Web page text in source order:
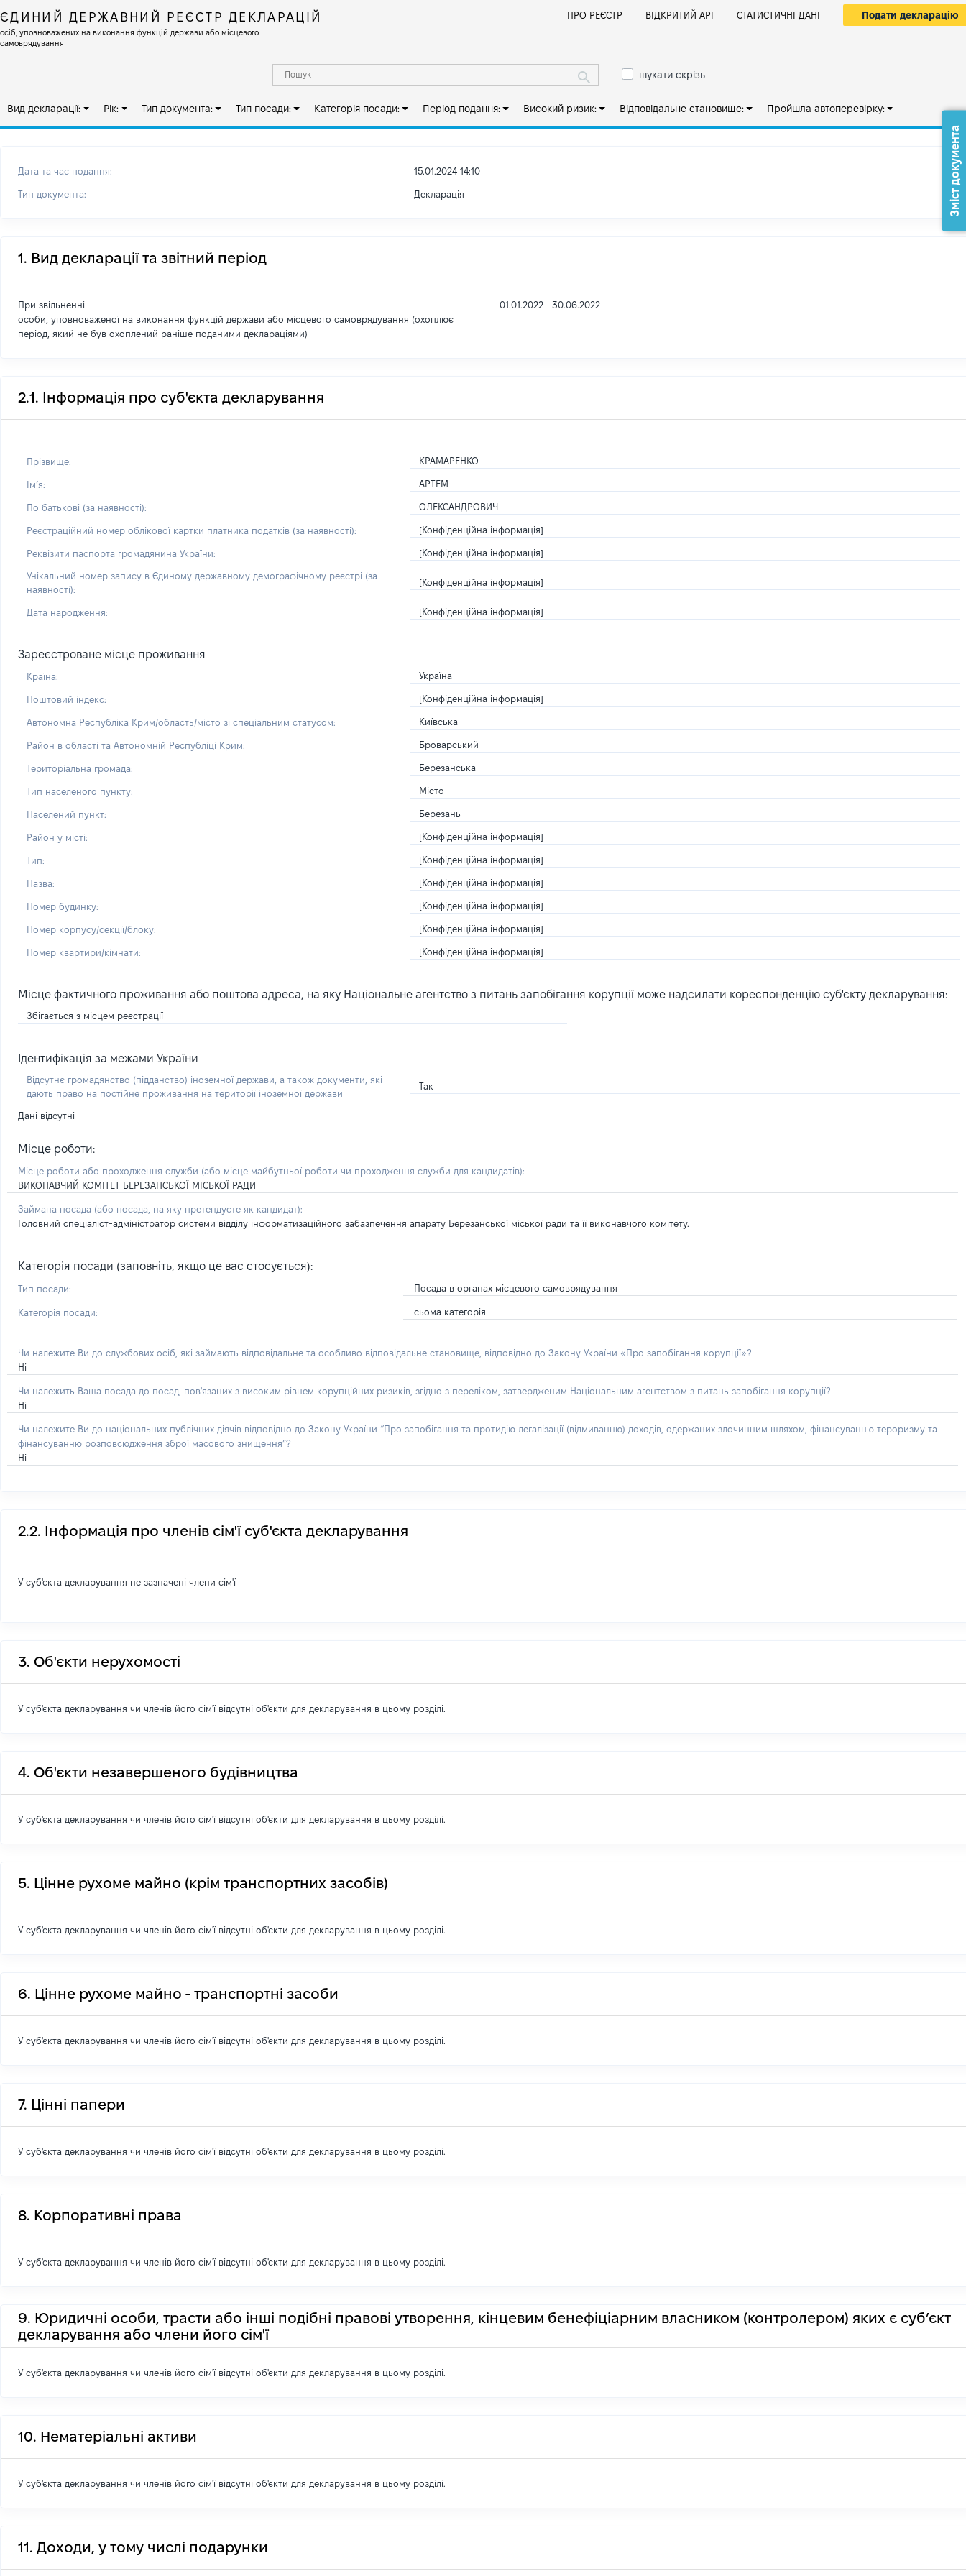
ЄДИНИЙ ДЕРЖАВНИЙ РЕЄСТР ДЕКЛАРАЦІЙ
осіб, уповноважених на виконання функцій держави або місцевого
самоврядування
ПРО РЕЄСТР ВІДКРИТИЙ АРІ СТАТИСТИЧНІ ДАНІ Подати декларацію
шукати скрізь
Вид декларації: Рік: Тип документа: Тип посади: Категорія посади: Період подання: Високий ризик: Відповідальне становище: Пройшла автоперевірку:
Дата та час подання: 15.01.2024 14:10
Тип документа: Декларація
1. Вид декларації та звітний період
При звільненні
особи, уповноваженої на виконання функцій держави або місцевого самоврядування (охоплює
період, який не був охоплений раніше поданими деклараціями)
01.01.2022 - 30.06.2022
2.1. Інформація про суб'єкта декларування
Прізвище: КРАМАРЕНКО
Імʼя: АРТЕМ
По батькові (за наявності): ОЛЕКСАНДРОВИЧ
Реєстраційний номер облікової картки платника податків (за наявності): [Конфіденційна інформація]
Реквізити паспорта громадянина України: [Конфіденційна інформація]
Унікальний номер запису в Єдиному державному демографічному реєстрі (за
наявності):
[Конфіденційна інформація]
Дата народження: [Конфіденційна інформація]
Зареєстроване місце проживання
Країна: Україна
Поштовий індекс: [Конфіденційна інформація]
Автономна Республіка Крим/область/місто зі спеціальним статусом: Київська
Район в області та Автономній Республіці Крим: Броварський
Територіальна громада: Березанська
Тип населеного пункту: Місто
Населений пункт: Березань
Район у місті: [Конфіденційна інформація]
Тип: [Конфіденційна інформація]
Назва: [Конфіденційна інформація]
Номер будинку: [Конфіденційна інформація]
Номер корпусу/секції/блоку: [Конфіденційна інформація]
Номер квартири/кімнати: [Конфіденційна інформація]
Місце фактичного проживання або поштова адреса, на яку Національне агентство з питань запобігання корупції може надсилати кореспонденцію суб'єкту декларування:
Збігається з місцем реєстрації
Ідентифікація за межами України
Відсутнє громадянство (підданство) іноземної держави, а також документи, які
дають право на постійне проживання на території іноземної держави
Так
Дані відсутні
Місце роботи:
Місце роботи або проходження служби (або місце майбутньої роботи чи проходження служби для кандидатів):
ВИКОНАВЧИЙ КОМІТЕТ БЕРЕЗАНСЬКОЇ МІСЬКОЇ РАДИ
Займана посада (або посада, на яку претендуєте як кандидат):
Головний спеціаліст-адміністратор системи відділу інформатизаційного забазпечення апарату Березанської міської ради та її виконавчого комітету.
Категорія посади (заповніть, якщо це вас стосується):
Тип посади: Посада в органах місцевого самоврядування
Категорія посади: сьома категорія
Чи належите Ви до службових осіб, які займають відповідальне та особливо відповідальне становище, відповідно до Закону України «Про запобігання корупції»?
Ні
Чи належить Ваша посада до посад, пов'язаних з високим рівнем корупційних ризиків, згідно з переліком, затвердженим Національним агентством з питань запобігання корупції?
Ні
Чи належите Ви до національних публічних діячів відповідно до Закону України “Про запобігання та протидію легалізації (відмиванню) доходів, одержаних злочинним шляхом, фінансуванню тероризму та
фінансуванню розповсюдження зброї масового знищення”?
Ні
2.2. Інформація про членів сім'ї суб'єкта декларування
У суб'єкта декларування не зазначені члени сім'ї
3. Об'єкти нерухомості
У суб'єкта декларування чи членів його сім'ї відсутні об'єкти для декларування в цьому розділі.
4. Об'єкти незавершеного будівництва
У суб'єкта декларування чи членів його сім'ї відсутні об'єкти для декларування в цьому розділі.
5. Цінне рухоме майно (крім транспортних засобів)
У суб'єкта декларування чи членів його сім'ї відсутні об'єкти для декларування в цьому розділі.
6. Цінне рухоме майно - транспортні засоби
У суб'єкта декларування чи членів його сім'ї відсутні об'єкти для декларування в цьому розділі.
7. Цінні папери
У суб'єкта декларування чи членів його сім'ї відсутні об'єкти для декларування в цьому розділі.
8. Корпоративні права
У суб'єкта декларування чи членів його сім'ї відсутні об'єкти для декларування в цьому розділі.
9. Юридичні особи, трасти або інші подібні правові утворення, кінцевим бенефіціарним власником (контролером) яких є суб’єкт
декларування або члени його сім'ї
У суб'єкта декларування чи членів його сім'ї відсутні об'єкти для декларування в цьому розділі.
10. Нематеріальні активи
У суб'єкта декларування чи членів його сім'ї відсутні об'єкти для декларування в цьому розділі.
11. Доходи, у тому числі подарунки
Зміст документа